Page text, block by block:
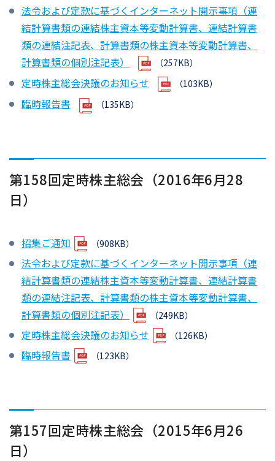
法令および定款に基づくインターネット開示事項（連
結計算書類の連結株主資本等変動計算書、連結計算書
類の連結注記表、計算書類の株主資本等変動計算書、
計算書類の個別注記表）
（257KB）
定時株主総会決議のお知らせ （103KB）
臨時報告書 （135KB）
第158回定時株主総会（2016年6月28
日）
招集ご通知 （908KB）
法令および定款に基づくインターネット開示事項（連
結計算書類の連結株主資本等変動計算書、連結計算書
類の連結注記表、計算書類の株主資本等変動計算書、
計算書類の個別注記表）
（249KB）
定時株主総会決議のお知らせ （126KB）
臨時報告書 （123KB）
第157回定時株主総会（2015年6月26
日）